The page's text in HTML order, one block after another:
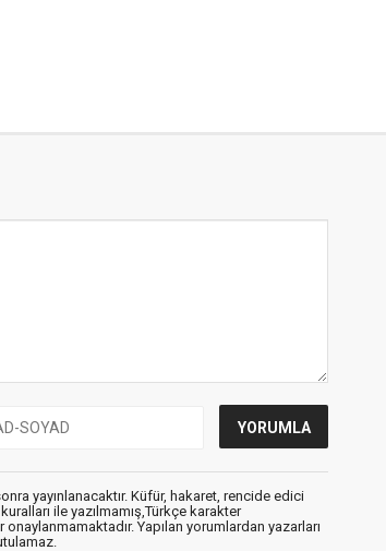
yayınlanacaktır. Küfür, hakaret, rencide edici
ile yazılmamış,Türkçe karakter
Yapılan yorumlardan yazarları